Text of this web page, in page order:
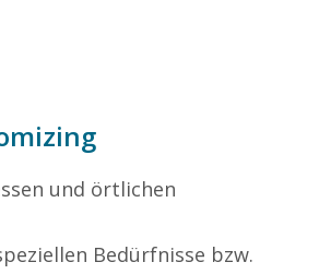
und örtlichen
Bedürfnisse bzw.